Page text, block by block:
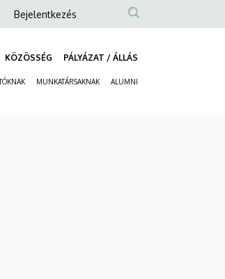
Anonim
fiók
Bejelentkezés
KÖZÖSSÉG PÁLYÁZAT / ÁLLÁS
MUNKATÁRSAKNAK ALUMNI